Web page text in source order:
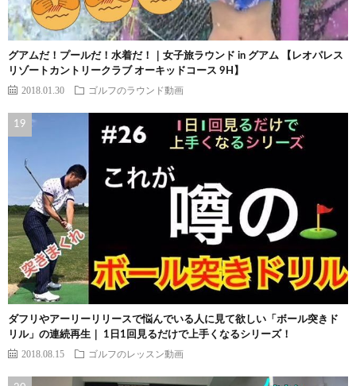
グアムだ！プールだ！水着だ！｜女子旅ラウンド in グアム 【レオパレス
リゾートカントリークラブ オーキッドコース 9H】
2018.01.30 ゴルフのラウンド動画
ダフリやアーリーリリースで悩んでいる人に見て欲しい「ボール突きド
リル」の連続再生｜ 1日1回見るだけで上手くなるシリーズ！
2018.08.15 ゴルフのレッスン動画